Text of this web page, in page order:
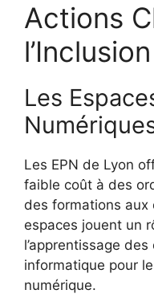
Actions
Les
Les EPN de Lyon
faible coût à des
des formations aux
espaces jouent un
l’apprentissage
informatique pour
numérique.